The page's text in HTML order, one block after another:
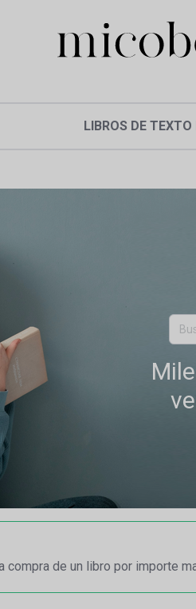
LIBROS DE
de un libro por importe